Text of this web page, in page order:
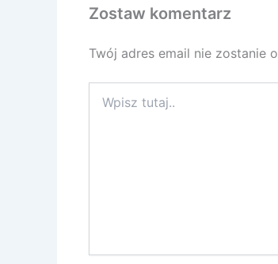
Zostaw komentarz
Twój adres email nie zostanie
tutaj..